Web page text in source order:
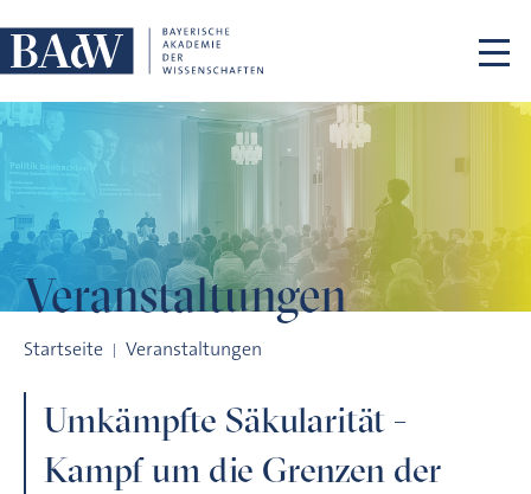
Veranstaltungen
Startseite Veranstaltungen
Umkämpfte Säkularität -
Kampf um die Grenzen der